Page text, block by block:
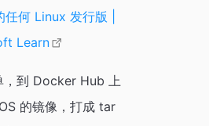
任何 Linux 发行版 |
Learn
，到 Docker Hub 上
的镜像，打成 tar